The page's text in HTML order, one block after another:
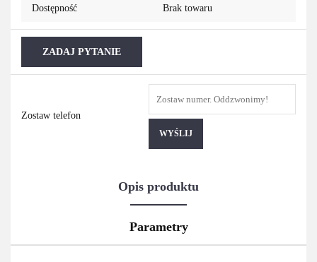
Dostępność Brak towaru
ZADAJ PYTANIE
Zostaw telefon
WYŚLIJ
Opis produktu
Parametry